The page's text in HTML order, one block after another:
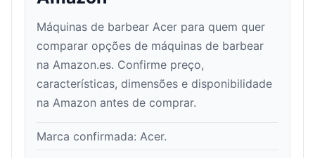
Máquinas de barbear Acer para quem quer
comparar opções de máquinas de barbear
na Amazon.es. Confirme preço,
características, dimensões e disponibilidade
na Amazon antes de comprar.
Marca confirmada: Acer.